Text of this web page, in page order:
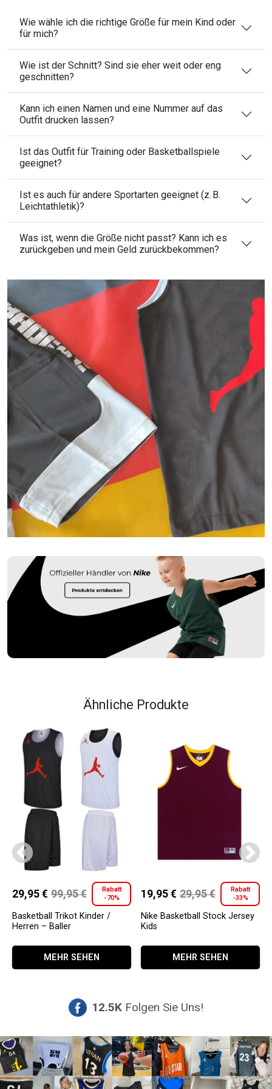
Wie wähle ich die richtige Größe für mein Kind oder
für mich?
Wie ist der Schnitt? Sind sie eher weit oder eng
geschnitten?
Kann ich einen Namen und eine Nummer auf das
Outfit drucken lassen?
Ist das Outfit für Training oder Basketballspiele
geeignet?
Ist es auch für andere Sportarten geeignet (z. B.
Leichtathletik)?
Was ist, wenn die Größe nicht passt? Kann ich es
zurückgeben und mein Geld zurückbekommen?
Ähnliche Produkte
99,95€
Ursprünglicher
Preis
war:
99,95 €
29,95 €
Aktueller
Preis
ist:
29,95 €.
Rabatt
-70%
Basketball Trikot Kinder /
Herren – Baller
Dieses
Produkt
weist
Optionen
können
auf
MEHR SEHEN
29,95€
Ursprünglicher
Preis
war:
29,95 €
19,95 €
Aktueller
Preis
ist:
19,95 €.
Rabatt
-33%
Nike Basketball Stock Jersey
Kids
Dieses
Produkt
weist
Varianten
auf.
Optionen
können
auf
MEHR SEHEN
12.5K Folgen Sie Uns!